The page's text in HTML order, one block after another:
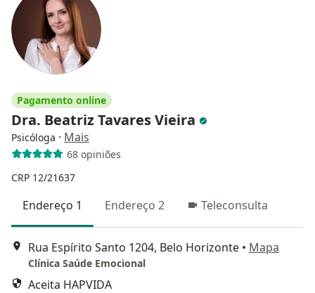
Pagamento online
Dra. Beatriz Tavares Vieira
Psicóloga · Mais
68 opiniões
CRP 12/21637
Endereço 1 Endereço 2 Teleconsulta
Rua Espírito Santo 1204, Belo Horizonte • Mapa
Clínica Saúde Emocional
Aceita HAPVIDA